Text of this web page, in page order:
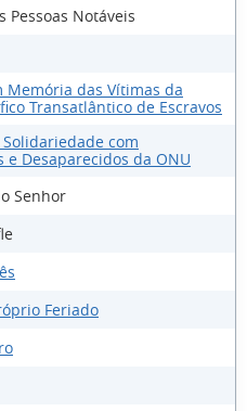
Pessoas Notáveis
Memória das Vítimas da
Transatlântico de Escravos
com
e Desaparecidos da ONU
Senhor
Feriado